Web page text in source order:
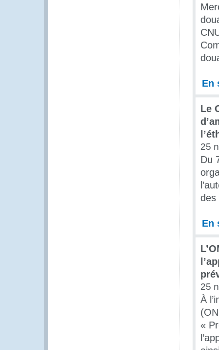
En
Le
25
Du
des
En
25
À
«